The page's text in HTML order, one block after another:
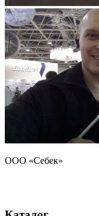
ООО «Себек»